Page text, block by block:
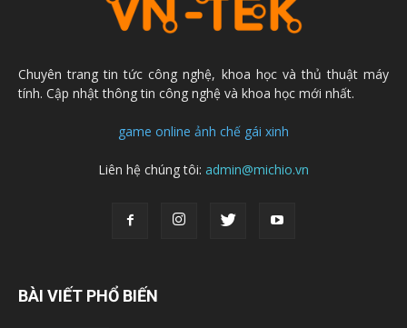
Chuyên trang tin tức công nghệ, khoa học và thủ thuật máy
tính. Cập nhật thông tin công nghệ và khoa học mới nhất.
game online ảnh chế gái xinh
Liên hệ chúng tôi: admin@michio.vn
BÀI VIẾT PHỔ BIẾN